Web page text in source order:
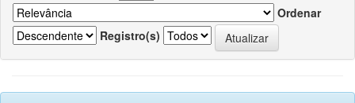
Ordenar
Registro(s)